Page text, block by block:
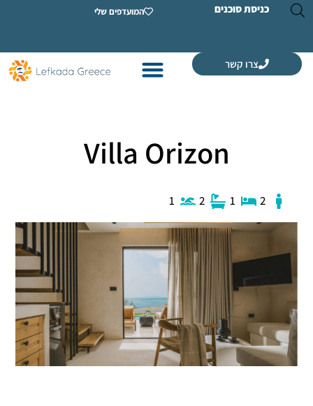
סוכנים המועדפים שלי
קשר
Villa Orizon
2
1